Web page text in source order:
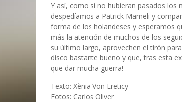
Y así, como si no hubieran pasados los
despedíamos a Patrick Mameli y
forma de los holandeses y esperamos
más la atención de muchos de los
su último largo, aprovechen el tirón
disco bastante bueno y que, tras esta
que dar mucha guerra!
Texto: Xènia Von Ereticy
Fotos: Carlos Oliver